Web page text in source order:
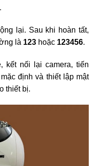
lại. Sau khi hoàn tất,
là 123 hoặc 123456.
kết nối lại camera, tiến
định và thiết lập mật
thiết bị.